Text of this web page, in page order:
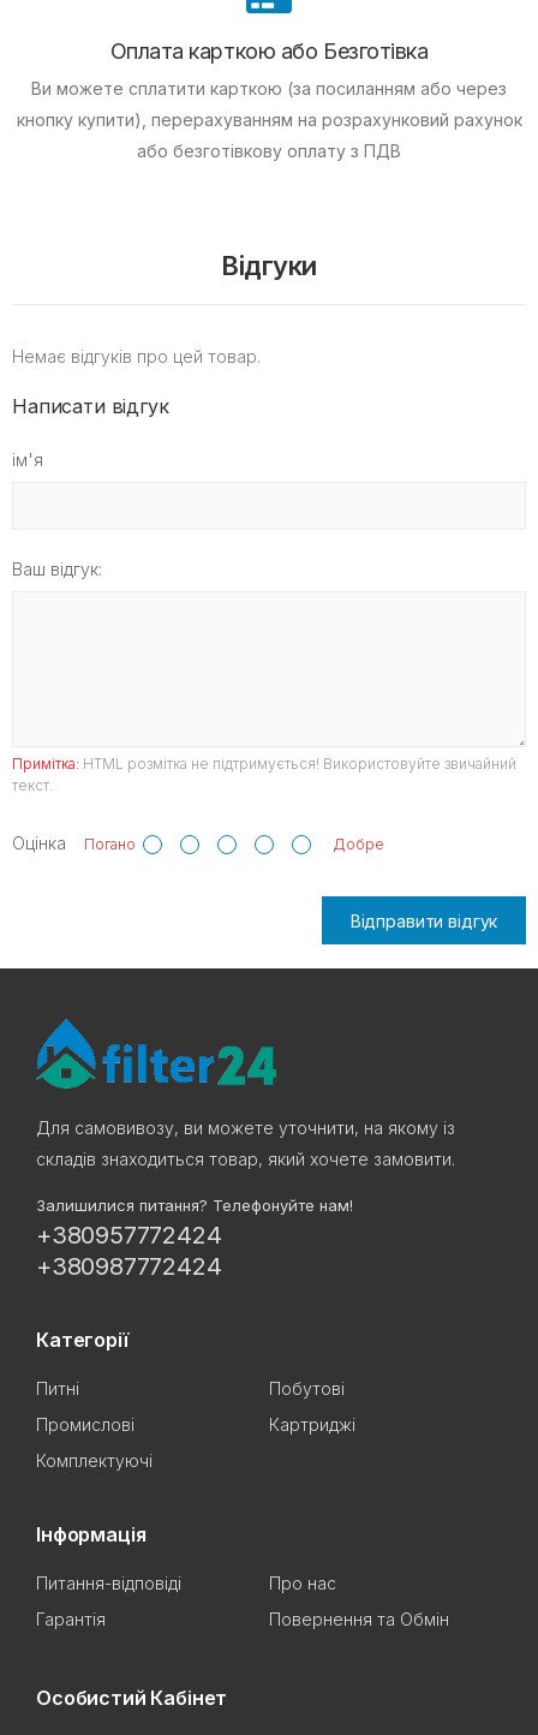
Оплата карткою або Безготівка
Ви можете сплатити карткою (за посиланням або через
кнопку купити), перерахуванням на розрахунковий рахунок
або безготівкову оплату з ПДВ
Відгуки
Немає відгуків про цей товар.
Написати відгук
ім'я
Ваш відгук:
Примітка: HTML розмітка не підтримується! Використовуйте звичайний
текст.
Оцінка Погано Добре
Відправити відгук
Для самовивозу, ви можете уточнити, на якому із
складів знаходиться товар, який хочете замовити.
Залишилися питання? Телефонуйте нам!
+380957772424
+380987772424
Категорії
Питні
Побутові
Промислові
Картриджі
Комплектуючі
Інформація
Питання-відповіді
Про нас
Гарантія
Повернення та Обмін
Особистий Кабінет